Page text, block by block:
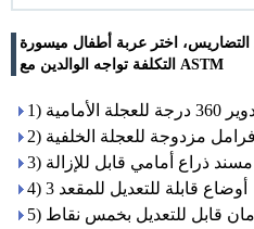
اختر عربة أطفال ميسورة
التكلفة تواجه الوالدين مع ASTM
درجة للعجلة الأمامية
2) فرامل مزدوجة للعجلة الخلفية
3) مسند ذراع أمامي قابل للإزالة
4) 3 أوضاع قابلة للتعديل للمقعد
أمان قابل للتعديل بخمس نقاط